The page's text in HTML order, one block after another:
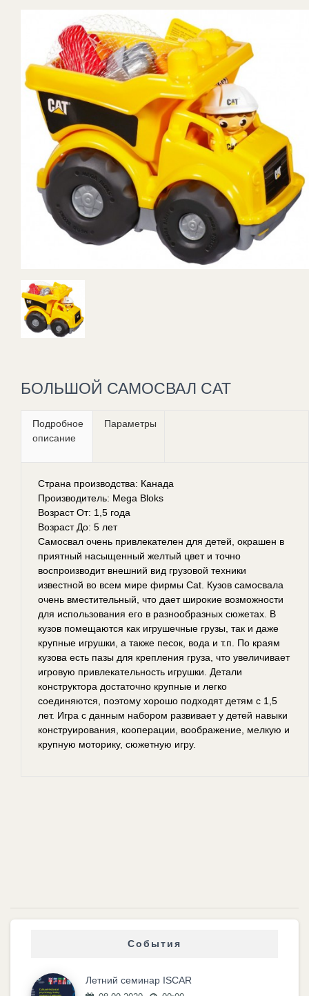
БОЛЬШОЙ САМОСВАЛ CAT
Подробное
описание
Параметры
Страна производства: Канада
Производитель: Mega Bloks
Возраст От: 1,5 года
Возраст До: 5 лет
Самосвал очень привлекателен для детей, окрашен в
приятный насыщенный желтый цвет и точно
воспроизводит внешний вид грузовой техники
известной во всем мире фирмы Cat. Кузов самосвала
очень вместительный, что дает широкие возможности
для использования его в разнообразных сюжетах. В
кузов помещаются как игрушечные грузы, так и даже
крупные игрушки, а также песок, вода и т.п. По краям
кузова есть пазы для крепления груза, что увеличивает
игровую привлекательность игрушки. Детали
конструктора достаточно крупные и легко
соединяются, поэтому хорошо подходят детям с 1,5
лет. Игра с данным набором развивает у детей навыки
конструирования, кооперации, воображение, мелкую и
крупную моторику, сюжетную игру.
События
Летний семинар ISCAR